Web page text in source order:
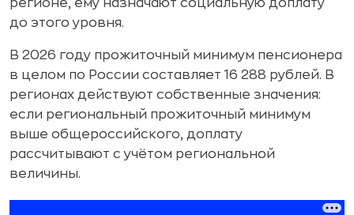
регионе, ему назначают социальную доплату
до этого уровня.
В 2026 году прожиточный минимум пенсионера
в целом по России составляет 16 288 рублей. В
регионах действуют собственные значения:
если региональный прожиточный минимум
выше общероссийского, доплату
рассчитывают с учётом региональной
величины.